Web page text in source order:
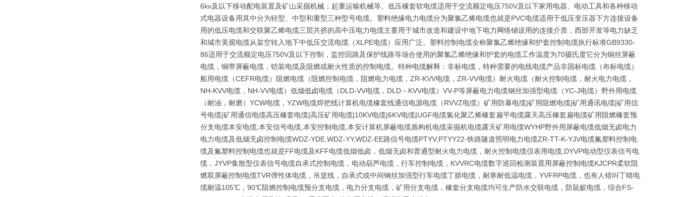
6kv及以下移动配电装置及矿山采掘机械；起重运输机械等。低压橡套软电缆适用于交流额定电压750V及以下家用电器、电动工具和各种移动
式电器设备用其中分为轻型、中型和重型三种型号电缆。塑料绝缘电力电缆分为聚氯乙烯电缆也就是PVC电缆适用于低压变压器下方连接设备
用的低压电缆和交联聚乙烯电缆三层共挤的高中压电力电缆主要用于城市改造和建设中地下电力网络铺设用的连接介质，西部开发等电力缺乏
和城市美观电缆从架空转入地下中低压交流电缆（XLPE电缆）应用广泛。塑料控制电缆全称聚氯乙烯绝缘和护套控制电缆执行标准GB9330-
86适用于交流额定电压750V及以下控制，监控回路及保护线路等场合使用的聚氯乙烯绝缘和护套的电缆工作温度为70摄氏度它分为铜丝屏蔽
电缆，铜带屏蔽电缆，铠装电缆及阻燃或耐火性质的控制电缆。特种电缆解释：非标电缆，特种需要的电线电缆产品非国标电缆（布标电缆）
船用电缆（CEFR电缆）阻燃电缆（阻燃控制电缆，阻燃电力电缆，ZR-KVV电缆，ZR-VV电缆）耐火电缆（耐火控制电缆，耐火电力电缆，
NH-KVV电缆，NH-VV电缆）低烟低卤电缆（DLD-VV电缆，DLD－KVV电缆）VV-P等屏蔽电力电缆钢丝加强型电缆（YC-J电缆）野外用电缆
（耐油，耐磨）YCW电缆，YZW电缆焊把线计算机电缆橡套线通信电源电缆（RVVZ电缆）矿用防暴电缆|矿用阻燃电缆|矿用通讯电缆|矿用信
号电缆|矿用通信电缆高压橡套电缆|高压矿用电缆|10KV电缆|6KV电缆|UGF电缆氯化聚乙烯橡套扁平电缆露天高压橡套扁电缆矿用阻燃橡套预
分支电缆本安电缆,本安信号电缆,本安控制电缆,本安计算机屏蔽电缆盾构机电缆采掘机电缆露天矿用电缆WYHP野外用屏蔽电缆低烟无卤电力
电力电缆及低烟无卤控制电缆WDZ-YDE,WDZ-YY,WDZ-EE路信号电缆PTYV,PTYY22-铁路隧道照明电力电缆ZR-TT-K-YJV电缆氟塑料控制电
缆及氟塑料控制电缆也就是FF电缆及KFF电缆低烟低卤，低烟无卤和普通型耐火电力电缆，耐火控制电缆仪表用电缆,DYVP电动型仪表信号电
缆，JYVP集散型仪表信号电缆自承式控制电缆，电动葫芦电缆，行车控制电缆，KVVRC电缆数字巡回检测装置用屏蔽控制电缆KJCPR柔软阻
燃双屏蔽控制电缆TVR弹性体电缆，吊篮线，自承式或中间钢丝加强型行车电缆丁腈电缆，耐寒耐低温电缆，YVFRP电缆，也有人错叫丁晴电
缆耐温105℃，90℃阻燃控制电缆预分支电缆，电力分支电缆，矿用分支电缆，橡套分支电缆均可生产防水交联电缆，防鼠蚁电缆，综合FS-